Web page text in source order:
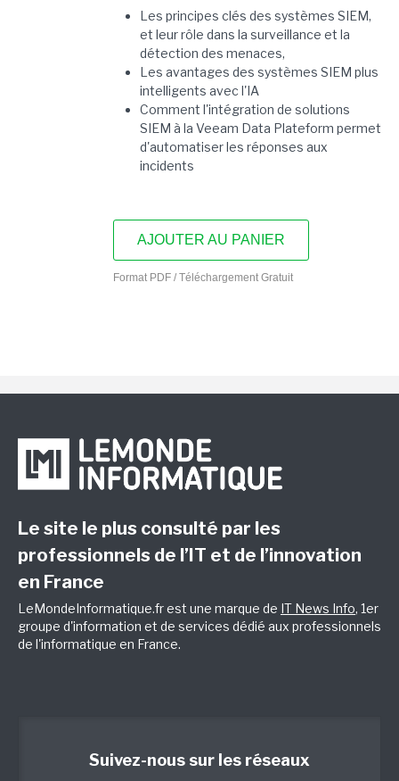
Les principes clés des systèmes SIEM,
et leur rôle dans la surveillance et la
détection des menaces,
Les avantages des systèmes SIEM plus
intelligents avec l'IA
Comment l'intégration de solutions
SIEM à la Veeam Data Plateform permet
d'automatiser les réponses aux
incidents
AJOUTER AU PANIER
Format PDF / Téléchargement Gratuit
Le site le plus consulté par les
professionnels de l’IT et de l’innovation
en France
LeMondeInformatique.fr est une marque de IT News Info, 1er
groupe d'information et de services dédié aux professionnels
de l'informatique en France.
Suivez-nous sur les réseaux